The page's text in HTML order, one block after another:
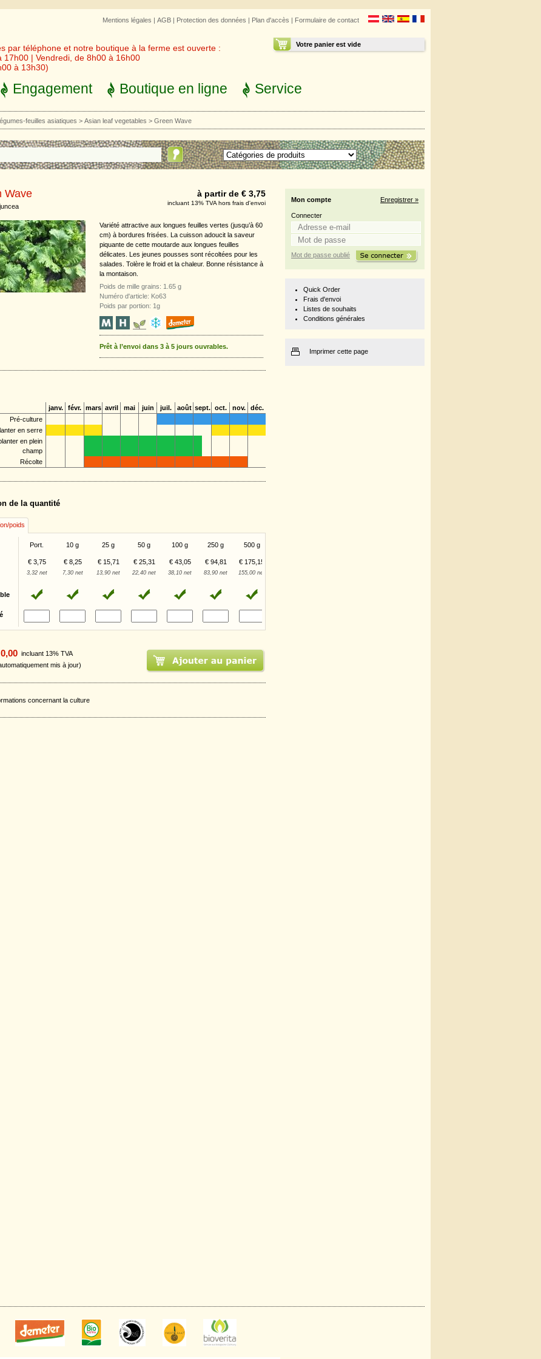
Mentions légales | AGB | Protection des données | Plan d'accès | Formulaire de contact
Votre panier est vide
par téléphone et notre boutique à la ferme est ouverte :
17h00 | Vendredi, de 8h00 à 16h00
à 13h30)
Engagement Boutique en ligne Service
feuilles asiatiques > Asian leaf vegetables > Green Wave
Wave à partir de € 3,75
incluant 13% TVA hors frais d'envoi
Variété attractive aux longues feuilles vertes (jusqu’à 60
cm) à bordures frisées. La cuisson adoucit la saveur
piquante de cette moutarde aux longues feuilles
délicates. Les jeunes pousses sont récoltées pour les
salades. Tolère le froid et la chaleur. Bonne résistance à
la montaison.
Poids de mille grains: 1.65 g
Numéro d'article: Ko63
Poids par portion: 1g
Prêt à l’envoi dans 3 à 5 jours ouvrables.
janv. févr. mars avril mai juin juil. août sept. oct. nov.
déc.
Pré-culture
en serre
en plein
champ
Récolte
de la quantité
poids
Port. 10 g 25 g 50 g 100 g 250 g 500 g
€ 3,75 € 8,25 € 15,71 € 25,31 € 43,05 € 94,81 € 175,15
3,32 net 7,30 net 13,90 net 22,40 net 38,10 net 83,90 net 155,00 net
incluant 13% TVA
mis à jour)
concernant la culture
Mon compte Enregistrer »
Connecter
Mot de passe oublié
Quick Order
Frais d'envoi
Listes de souhaits
Conditions générales
Imprimer cette page